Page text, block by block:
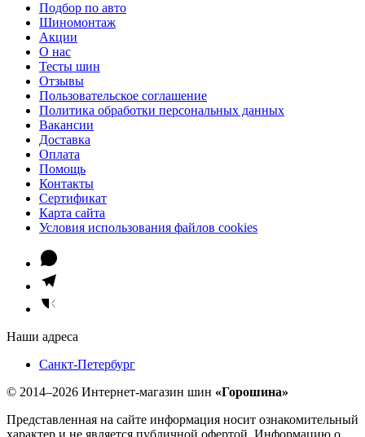
Подбор по авто
Шиномонтаж
Акции
О нас
Тесты шин
Отзывы
Пользовательское соглашение
Политика обработки персональных данных
Вакансии
Доставка
Оплата
Помощь
Контакты
Сертификат
Карта сайта
Условия использования файлов cookies
Наши адреса
Санкт-Петербург
© 2014–2026 Интернет-магазин шин «Горошина»
Представленная на сайте информация носит ознакомительный
характер и не является публичной офертой. Информацию о